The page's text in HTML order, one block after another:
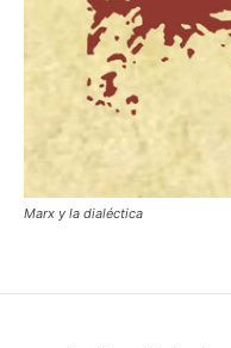
Marx y la dialéctica